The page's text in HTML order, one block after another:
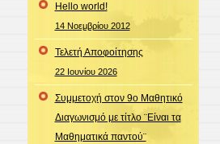
Hello world!
14 Νοεμβρίου 2012
Τελετή Αποφοίτησης
22 Ιουνίου 2026
Συμμετοχή στον 9ο Μαθητικό
Διαγωνισμό με τίτλο ¨Είναι τα
Μαθηματικά παντού¨